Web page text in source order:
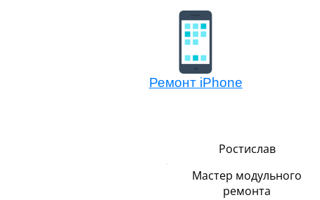
Ремонт iPhone
Ростислав
Мастер модульного
ремонта